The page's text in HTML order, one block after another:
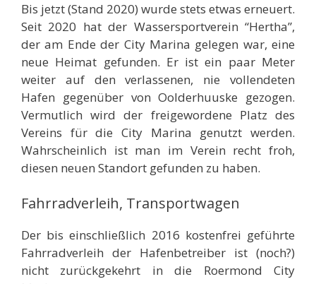
Bis jetzt (Stand 2020) wurde stets etwas erneuert.
Seit 2020 hat der Wassersportverein “Hertha”,
der am Ende der City Marina gelegen war, eine
neue Heimat gefunden. Er ist ein paar Meter
weiter auf den verlassenen, nie vollendeten
Hafen gegenüber von Oolderhuuske gezogen.
Vermutlich wird der freigewordene Platz des
Vereins für die City Marina genutzt werden.
Wahrscheinlich ist man im Verein recht froh,
diesen neuen Standort gefunden zu haben.
Fahrradverleih, Transportwagen
Der bis einschließlich 2016 kostenfrei geführte
Fahrradverleih der Hafenbetreiber ist (noch?)
nicht zurückgekehrt in die Roermond City